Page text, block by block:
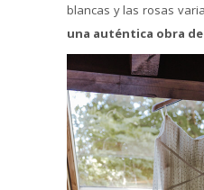
blancas y las rosas
una auténtica obra